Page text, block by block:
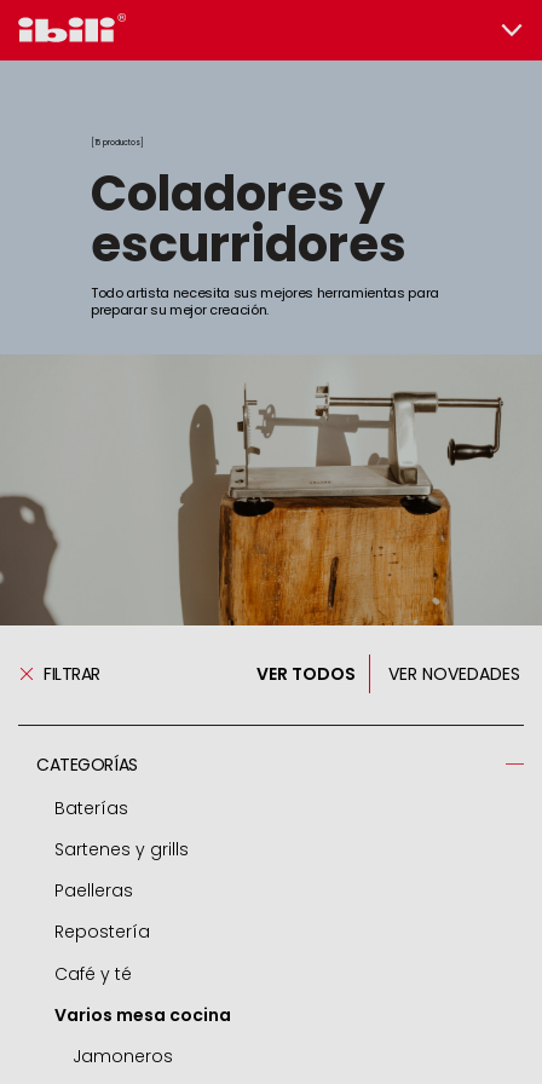
15 productos
coladores y
escurridores
Todo artista necesita sus mejores herramientas para
preparar su mejor creación.
FILTRAR VER TODOS VER NOVEDADES
CATEGORÍAS
Baterías
Ollas a presión
Respuestos ollas
Cacerolas
Ollas
Guiseras
Cazos
Sartenes y grills
Sartenes
Grills
Freidoras
Woks
Sartenes mini
Paelleras
Paelleras
Accesorios
Repostería
Moldes
Air fryer / horno
Rustideras
Café y té
Cafeteras express
Cafeteras émbolo
Varios mesa cocina
Jamoneros